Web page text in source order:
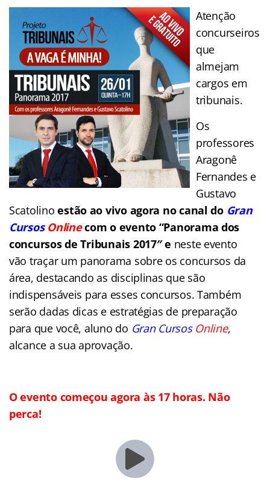
Atenção
concurseiros
que
almejam
cargos em
tribunais.
Os
professores
Aragonê
Fernandes e
Gustavo
Scatolinoestão ao vivo agora no canal doGran
Cursos Onlinecom o evento “Panorama dos
concursos de Tribunais 2017″ e neste evento
vão traçar um panorama sobre os concursos da
área, destacando as disciplinas que são
indispensáveis para esses concursos. Também
serão dadas dicas e estratégias de preparação
para que você, aluno do Gran Cursos Online,
alcance a sua aprovação.
O evento começou agora às 17 horas. Não
perca!